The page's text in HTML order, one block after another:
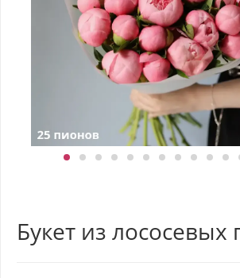
Букет из лососевых